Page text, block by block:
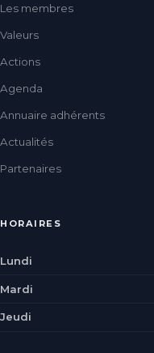
Les membres
Valeurs
Actions
Agenda
Annuaire adhérents
Actualités
Partenaires
HORAIRES
Lundi
Mardi
Jeudi